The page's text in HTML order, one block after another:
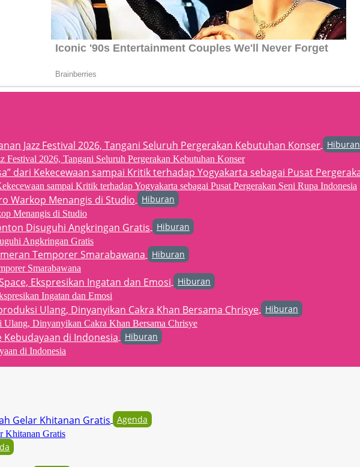
Hiburan
Festival 2026, Tangani Seluruh Pergerakan Kebutuhan Konser
sampai Kritik terhadap Yogyakarta sebagai Pusat Pergerakan Seni Rupa Indonesia
Hiburan
Menangis di Studio
Hiburan
Angkringan Gratis
Hiburan
Smarabawana
Hiburan
Ingatan dan Emosi
Hiburan
Dinyanyikan Cakra Khan Bersama Chrisye
Hiburan
di Indonesia
Agenda
Khitanan Gratis